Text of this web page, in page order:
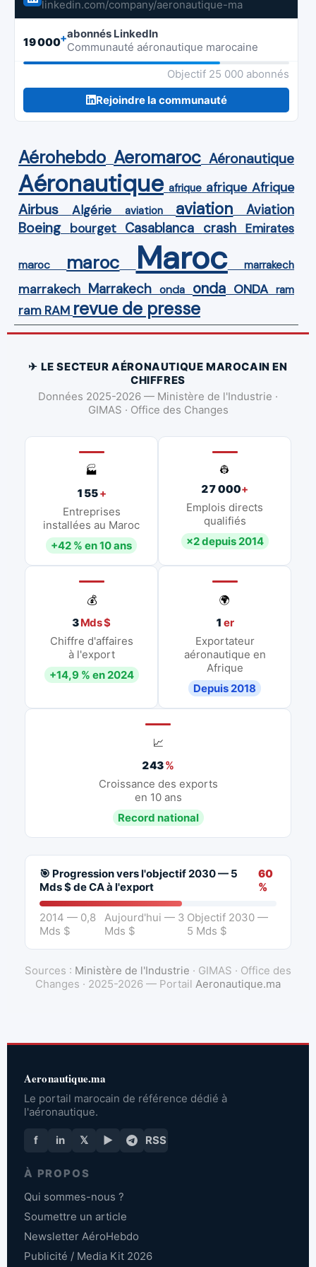
linkedin.com/company/aeronautique-ma
19 000+abonnés LinkedIn
Communauté aéronautique marocaine
Objectif 25 000 abonnés
Rejoindre la communauté
Aérohebdo Aeromaroc Aéronautique
Aéronautique afrique afrique Afrique
Airbus Algérie aviation aviation Aviation
Boeing bourget Casablanca crash Emirates
maroc maroc Maroc marrakech
marrakech Marrakech onda onda ONDA ram
ram RAM revue de presse
✈ LE SECTEUR AÉRONAUTIQUE MAROCAIN EN
CHIFFRES
Données 2025-2026 — Ministère de l'Industrie ·
GIMAS · Office des Changes
🏭
155+
Entreprises
installées au Maroc
+42 % en 10 ans
👷
27 000+
Emplois directs
qualifiés
×2 depuis 2014
💰
3Mds $
Chiffre d'affaires
à l'export
+14,9 % en 2024
🌍
1 er
Exportateur
aéronautique en
Afrique
Depuis 2018
📈
243%
Croissance des exports
en 10 ans
Record national
🎯 Progression vers l'objectif 2030 — 5
Mds $ de CA à l'export
60
%
2014 — 0,8
Mds $
Aujourd'hui — 3
Mds $
Objectif 2030 —
5 Mds $
Sources : Ministère de l'Industrie · GIMAS · Office des
Changes · 2025-2026 — Portail Aeronautique.ma
Aeronautique.ma
Le portail marocain de référence dédié à
l'aéronautique.
f in 𝕏 ▶ RSS
À PROPOS
Qui sommes-nous ?
Soumettre un article
Newsletter AéroHebdo
Publicité / Media Kit 2026